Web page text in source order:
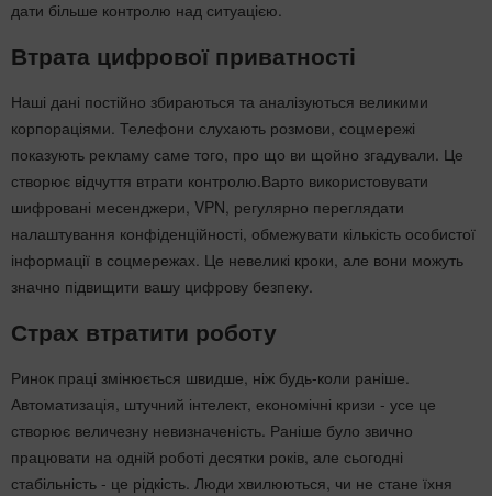
дати більше контролю над ситуацією.
Втрата цифрової приватності
Наші дані постійно збираються та аналізуються великими
корпораціями. Телефони слухають розмови, соцмережі
показують рекламу саме того, про що ви щойно згадували. Це
створює відчуття втрати контролю.Варто використовувати
шифровані месенджери, VPN, регулярно переглядати
налаштування конфіденційності, обмежувати кількість особистої
інформації в соцмережах. Це невеликі кроки, але вони можуть
значно підвищити вашу цифрову безпеку.
Страх втратити роботу
Ринок праці змінюється швидше, ніж будь-коли раніше.
Автоматизація, штучний інтелект, економічні кризи - усе це
створює величезну невизначеність. Раніше було звично
працювати на одній роботі десятки років, але сьогодні
стабільність - це рідкість. Люди хвилюються, чи не стане їхня